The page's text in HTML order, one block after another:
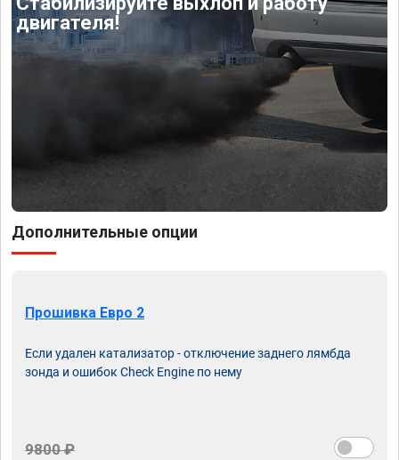
двигателя!
Дополнительные опции
Прошивка Евро 2
Если удален катализатор - отключение заднего лямбда
зонда и ошибок Check Engine по нему
9800 ₽